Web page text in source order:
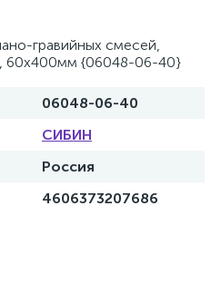
гравийных смесей,
60х400мм {06048-06-40}
06048-06-40
СИБИН
Россия
4606373207686